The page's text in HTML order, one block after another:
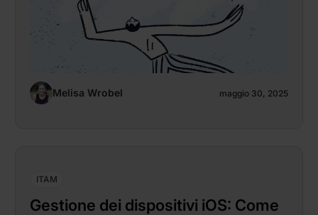
Melisa Wrobel maggio 30, 2025
ITAM
Gestione dei dispositivi iOS: Come